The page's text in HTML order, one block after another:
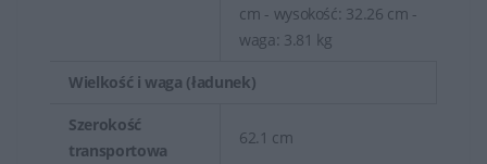
cm - wysokość: 32.26 cm -
waga: 3.81 kg
Wielkość i waga (ładunek)
Szerokość
transportowa
62.1 cm